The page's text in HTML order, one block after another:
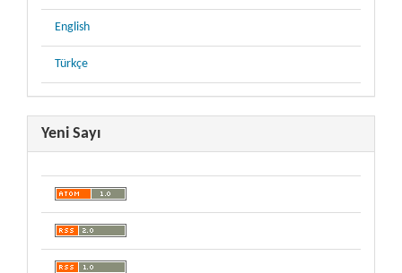
English
Türkçe
Yeni Sayı